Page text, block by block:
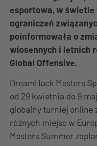
esportowa, w
ograniczeń
poinformowała o
wiosennych i letnich
Global Offensive.
DreamHack Masters
od 29 kwietnia do 9
globalny turniej online
różnych miejsc w
Masters Summer